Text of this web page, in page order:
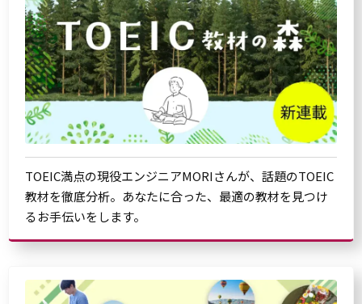
TOEIC満点の現役エンジニアMORIさんが、話題のTOEIC
教材を徹底分析。あなたに合った、最適の教材を見つけ
るお手伝いをします。